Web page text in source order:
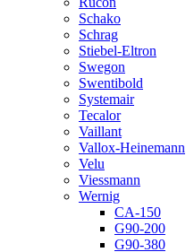
Schako
Schrag
Stiebel-Eltron
Swegon
Swentibold
Systemair
Tecalor
Vaillant
Vallox-Heinemann
Velu
Viessmann
Wernig
CA-150
G90-200
G90-380